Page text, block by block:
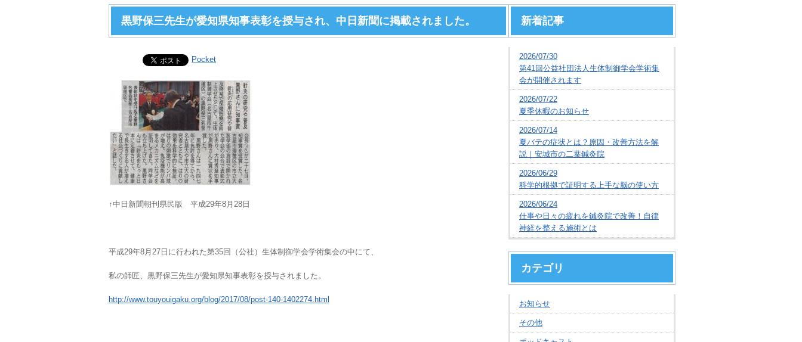
黒野保三先生が愛知県知事表彰を授与され、中日新聞に掲載されました。
Pocket
↑中日新聞朝刊県民版 平成29年8月28日
平成29年8月27日に行われた第35回（公社）生体制御学会学術集会の中にて、
私の師匠、黒野保三先生が愛知県知事表彰を授与されました。
http://www.touyouigaku.org/blog/2017/08/post-140-1402274.html
新着記事
2026/07/30
第41回公益社団法人生体制御学会学術集
会が開催されます
2026/07/22
夏季休暇のお知らせ
2026/07/14
夏バテの症状とは？原因・改善方法を解
説｜安城市の二葉鍼灸院
2026/06/29
科学的根拠で証明する上手な脳の使い方
2026/06/24
仕事や日々の疲れを鍼灸院で改善！自律
神経を整える施術とは
カテゴリ
お知らせ
その他